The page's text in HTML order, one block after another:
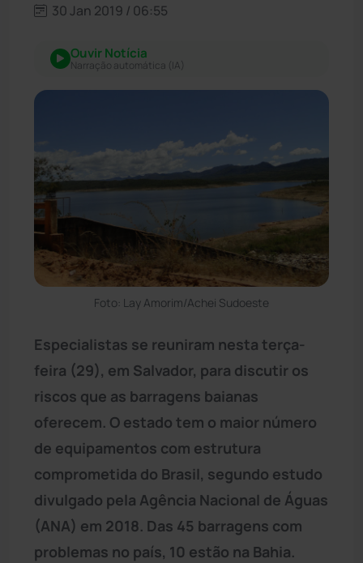
30 Jan 2019 / 06:55
Ouvir Notícia
Narração automática (IA)
Foto: Lay Amorim/Achei Sudoeste
Especialistas se reuniram nesta terça-
feira (29), em Salvador, para discutir os
riscos que as barragens baianas
oferecem. O estado tem o maior número
de equipamentos com estrutura
comprometida do Brasil, segundo estudo
divulgado pela Agência Nacional de Águas
(ANA) em 2018. Das 45 barragens com
problemas no país, 10 estão na Bahia.